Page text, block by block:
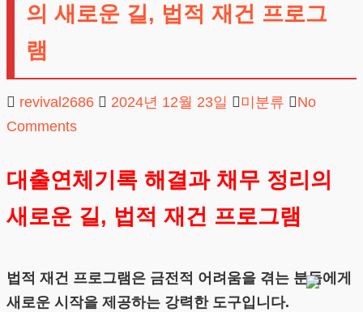
의 새로운 길, 법적 재건 프로그
램
revival2686 2024년 12월 23일 미분류
No
Comments
대출연체기록 해결과 채무 정리의
새로운 길, 법적 재건 프로그램
법적 재건 프로그램은 금전적 어려움을 겪는 분들에게
새로운 시작을 제공하는 강력한 도구입니다.